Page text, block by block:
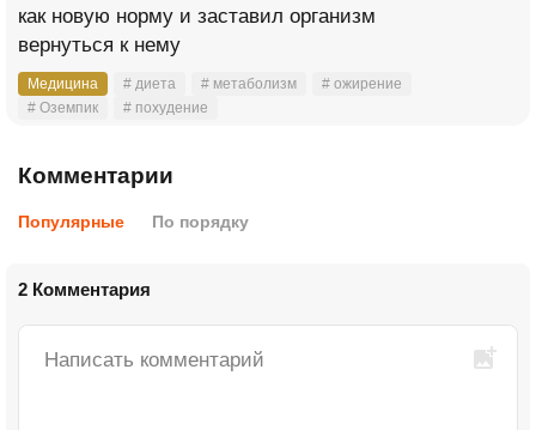
как новую норму и заставил организм
вернуться к нему
Медицина # диета # метаболизм
# ожирение
# Оземпик
# похудение
Комментарии
Популярные По порядку
2 Комментария